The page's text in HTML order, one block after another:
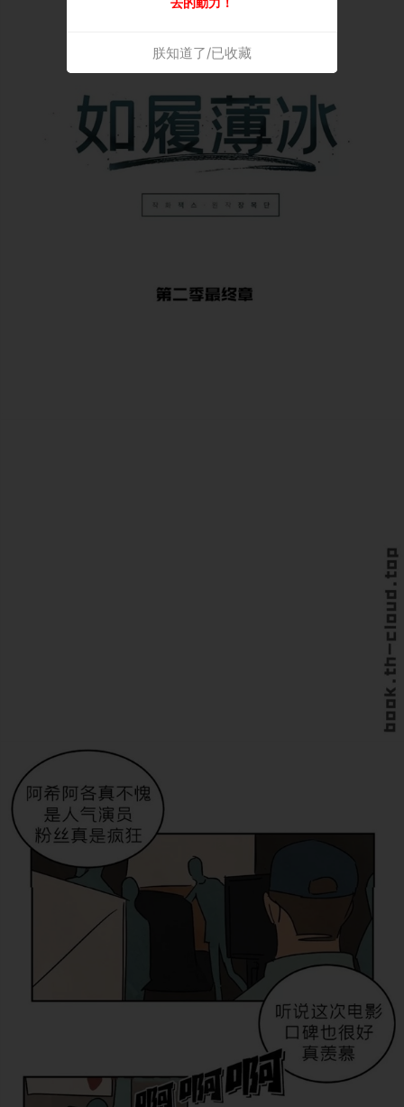
朕知道了/已收藏